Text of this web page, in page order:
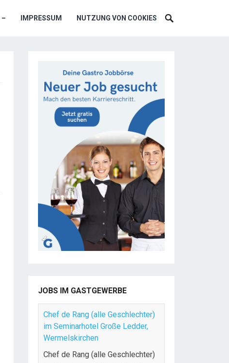
– IMPRESSUM NUTZUNG VON COOKIES
JOBS IM GASTGEWERBE
Chef de Rang (alle Geschlechter)
im Seminarhotel Große Ledder,
Wermelskirchen
Chef de Rang (alle Geschlechter)